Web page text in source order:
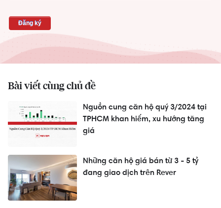
Bài viết cùng chủ đề
Nguồn cung căn hộ quý 3/2024 tại
TPHCM khan hiếm, xu hướng tăng
giá
Những căn hộ giá bán từ 3 - 5 tỷ
đang giao dịch trên Rever